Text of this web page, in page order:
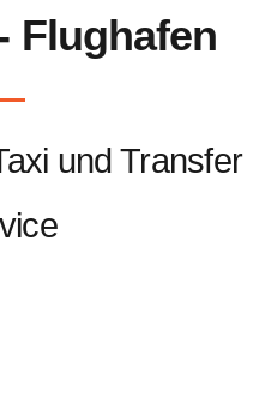
Flughafen
und Transfer